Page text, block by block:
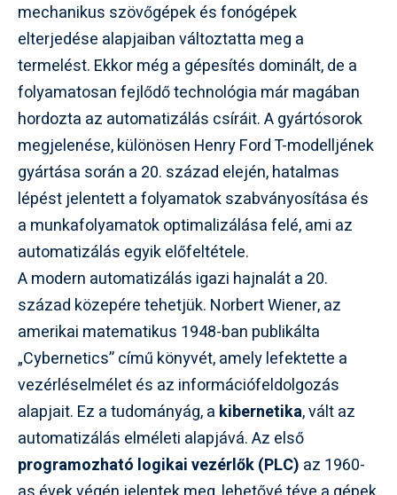
mechanikus szövőgépek és fonógépek
elterjedése alapjaiban változtatta meg a
termelést. Ekkor még a gépesítés dominált, de a
folyamatosan fejlődő technológia már magában
hordozta az automatizálás csíráit. A gyártósorok
megjelenése, különösen Henry Ford T-modelljének
gyártása során a 20. század elején, hatalmas
lépést jelentett a folyamatok szabványosítása és
a munkafolyamatok optimalizálása felé, ami az
automatizálás egyik előfeltétele.
A modern automatizálás igazi hajnalát a 20.
század közepére tehetjük. Norbert Wiener, az
amerikai matematikus 1948-ban publikálta
„Cybernetics” című könyvét, amely lefektette a
vezérléselmélet és az információfeldolgozás
alapjait. Ez a tudományág, a kibernetika, vált az
automatizálás elméleti alapjává. Az első
programozható logikai vezérlők (PLC) az 1960-